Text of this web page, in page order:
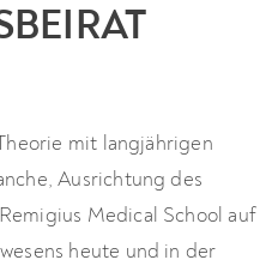
mit langjährigen
Ausrichtung des
Medical School auf
heute und in der